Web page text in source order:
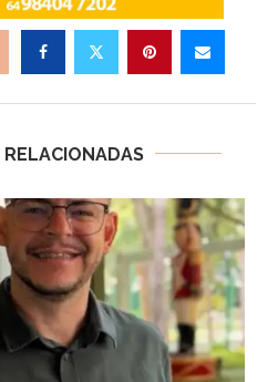
RELACIONADAS